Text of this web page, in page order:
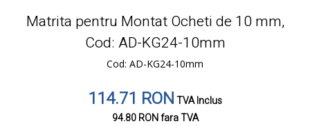
Matrita pentru Montat Ocheti de 10 mm,
Cod: AD-KG24-10mm
Cod: AD-KG24-10mm
114.71 RONTVA Inclus
94.80 RONfara TVA